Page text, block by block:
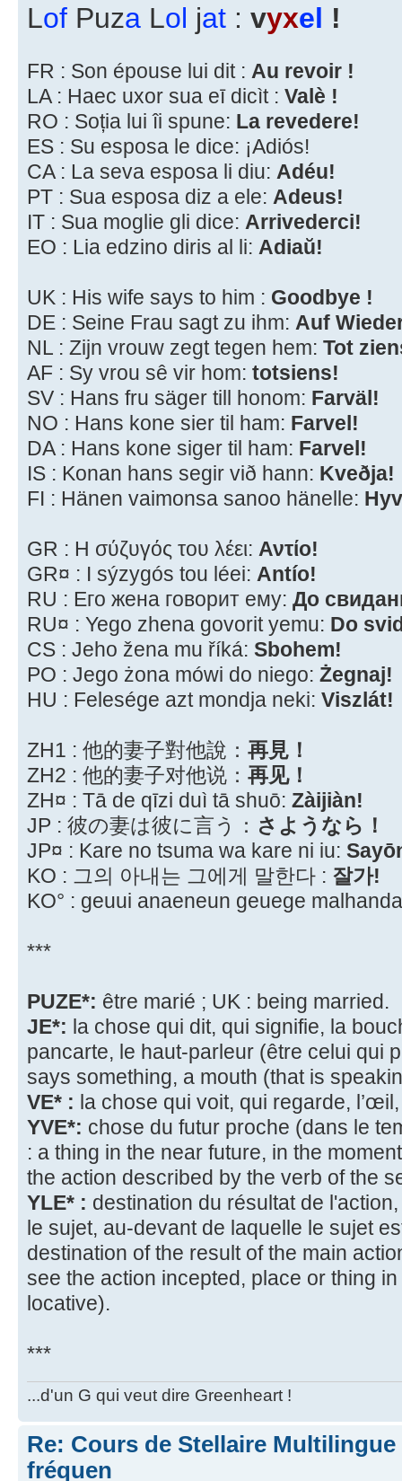
Lof Puza Lol jat : vyxel !
FR : Son épouse lui dit : Au revoir !
LA : Haec uxor sua eī dicìt : Valè !
RO : Soția lui îi spune: La revedere!
ES : Su esposa le dice: ¡Adiós!
CA : La seva esposa li diu: Adéu!
PT : Sua esposa diz a ele: Adeus!
IT : Sua moglie gli dice: Arrivederci!
EO : Lia edzino diris al li: Adiaŭ!
UK : His wife says to him : Goodbye !
DE : Seine Frau sagt zu ihm: Auf
NL : Zijn vrouw zegt tegen hem: Tot
AF : Sy vrou sê vir hom: totsiens!
SV : Hans fru säger till honom: Farväl!
NO : Hans kone sier til ham: Farvel!
DA : Hans kone siger til ham: Farvel!
IS : Konan hans segir við hann: Kveðja!
FI : Hänen vaimonsa sanoo hänelle:
GR : Η σύζυγός του λέει: Αντίο!
GR¤ : I sýzygós tou léei: Antío!
RU : Его жена говорит ему: До
RU¤ : Yego zhena govorit yemu: Do
CS : Jeho žena mu říká: Sbohem!
PO : Jego żona mówi do niego: Żegnaj!
HU : Felesége azt mondja neki: Viszlát!
ZH1 : 他的妻子對他說： 再見！
ZH2 : 他的妻子对他说： 再见！
ZH¤ : Tā de qīzi duì tā shuō: Zàijiàn!
JP : 彼の妻は彼に言う： さようなら！
JP¤ : Kare no tsuma wa kare ni iu:
KO : 그의 아내는 그에게 말한다 : 잘가!
KO° : geuui anaeneun geuege
***
PUZE*: être marié ; UK : being married.
JE*: la chose qui dit, qui signifie, la
pancarte, le haut-parleur (être celui qui
says something, a mouth (that is
VE* : la chose qui voit, qui regarde,
YVE*: chose du futur proche (dans le
: a thing in the near future, in the
the action described by the verb of the
YLE* : destination du résultat de
le sujet, au-devant de laquelle le sujet
destination of the result of the main
see the action incepted, place or thing
locative).
***
...d'un G qui veut dire Greenheart !
Re: Cours de Stellaire
fréquen